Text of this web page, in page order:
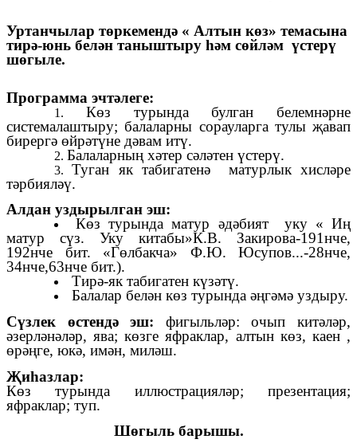
Уртанчылар төркемендә « Алтын көз» темасына
тирә-юнь белән таныштыру һәм сөйләм үстерү
шөгыле.
Программа эчтәлеге:
Көз турында булган белемнәрне
системалаштыру; балаларны сорауларга тулы җавап
бирергә өйрәтүне дәвам итү.
Балаларның хәтер сәләтен үстерү.
Туган як табигатенә матурлык хисләре
тәрбияләү.
Алдан уздырылган эш:
Көз турында матур әдәбият уку « Иң
матур сүз. Уку китабы»К.В. Закирова-191нче,
192нче бит. «Гөлбакча» Ф.Ю. Юсупов...-28нче,
34нче,63нче бит.).
Тирә-як табигатен күзәтү.
Балалар белән көз турында әңгәмә уздыру.
Сүзлек өстендә эш: фигыльләр: очып китәләр,
әзерләнәләр, ява; көзге яфраклар, алтын көз, каен ,
өрәңге, юкә, имән, миләш.
Җиhазлар:
Көз турында иллюстрацияләр; презентация;
яфраклар; туп.
Шөгыль барышы.